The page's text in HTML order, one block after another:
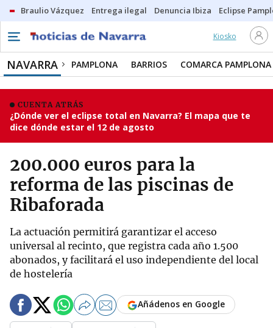
Braulio Vázquez Entrega ilegal Denuncia Ibiza Eclipse
Kiosko
NAVARRA PAMPLONA BARRIOS COMARCA PAMPLONA
CUENTA ATRÁS
¿Dónde ver el eclipse total en Navarra? El mapa que te
dice dónde estar el 12 de agosto
200.000 euros para la
reforma de las piscinas de
Ribaforada
La actuación permitirá garantizar el acceso
universal al recinto, que registra cada año 1.500
abonados, y facilitará el uso independiente del local
de hostelería
Añádenos en Google